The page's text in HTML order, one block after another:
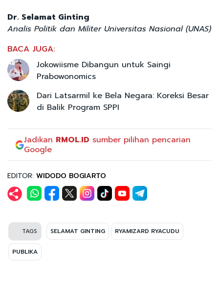
Dr. Selamat Ginting
Analis Politik dan Militer Universitas Nasional (UNAS)
BACA JUGA:
Jokowiisme Dibangun untuk Saingi
Prabowonomics
Dari Latsarmil ke Bela Negara: Koreksi Besar
di Balik Program SPPI
Jadikan RMOL.ID sumber pilihan pencarian
Google
EDITOR: WIDODO BOGIARTO
TAGS SELAMAT GINTING RYAMIZARD RYACUDU
PUBLIKA